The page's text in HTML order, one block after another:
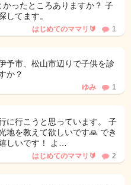
ったところありますか？ 子
してます。
はじめてのママリ🔰 1
予市、松山市辺りで子供を診
か？
ゆみ 1
に行こうと思っています。 子
地を教えて欲しいです🙏 でき
しいです！ よ…
はじめてのママリ🔰 2